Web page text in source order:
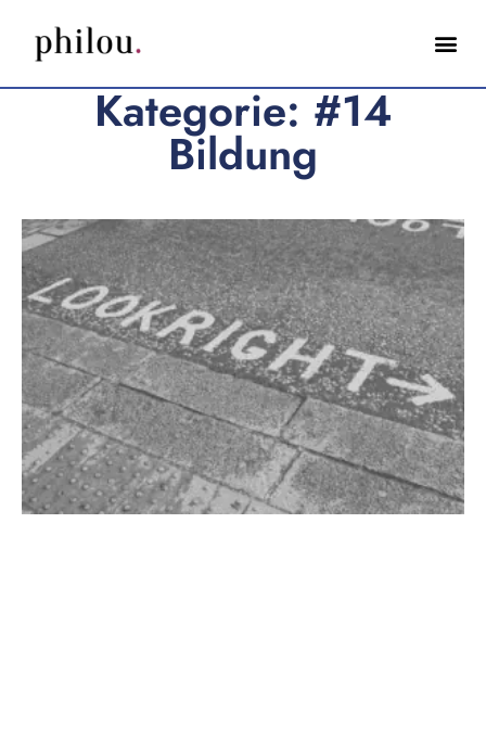
Kategorie: #14
Bildung